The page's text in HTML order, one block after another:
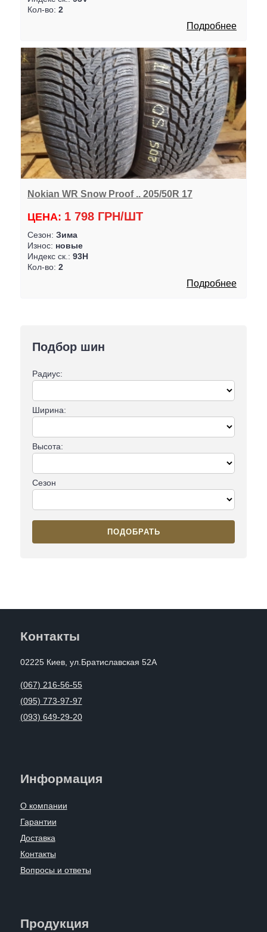
Подбор шин
Радиус:
Ширина:
Высота:
Сезон
ПОДОБРАТЬ
Кол-во: 2
Подробнее
Nokian WR Snow Proof .. 205/50R 17
ЦЕНА: 1 798 ГРН/ШТ
Сезон: Зима
Износ: новые
Индекс ск.: 93H
Кол-во: 2
Подробнее
Контакты
02225 Киев, ул.Братиславская 52А
(067) 216-56-55
(095) 773-97-97
(093) 649-29-20
Информация
О компании
Гарантии
Доставка
Контакты
Вопросы и ответы
Продукция